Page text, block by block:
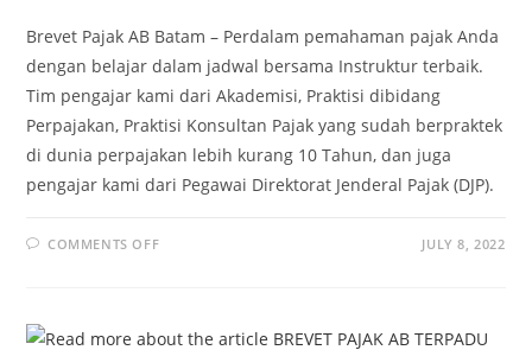
Brevet Pajak AB Batam – Perdalam pemahaman pajak Anda
dengan belajar dalam jadwal bersama Instruktur terbaik.
Tim pengajar kami dari Akademisi, Praktisi dibidang
Perpajakan, Praktisi Konsultan Pajak yang sudah berpraktek
di dunia perpajakan lebih kurang 10 Tahun, dan juga
pengajar kami dari Pegawai Direktorat Jenderal Pajak (DJP).
COMMENTS OFF JULY 8, 2022